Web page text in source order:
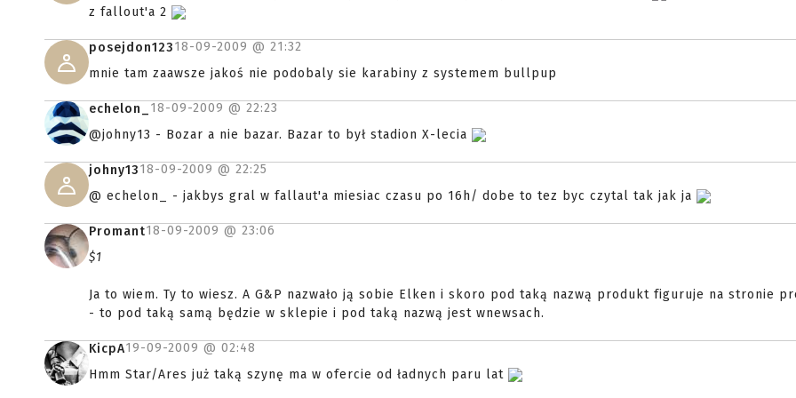
z fallout'a 2
posejdon12318-09-2009 @ 21:32
mnie tam zaawsze jakoś nie podobaly sie karabiny z systemem bullpup
echelon_ 18-09-2009 @ 22:23
@johny13 - Bozar a nie bazar. Bazar to był stadion X-lecia
johny1318-09-2009 @ 22:25
@ echelon_ - jakbys gral w fallaut'a miesiac czasu po 16h/ dobe to tez byc czytal tak jak ja
Promant18-09-2009 @ 23:06
$1
Ja to wiem. Ty to wiesz. A G&P nazwało ją sobie Elken i skoro pod taką nazwą produkt figuruje na stronie
- to pod taką samą będzie w sklepie i pod taką nazwą jest wnewsach.
KicpA19-09-2009 @ 02:48
Hmm Star/Ares już taką szynę ma w ofercie od ładnych paru lat